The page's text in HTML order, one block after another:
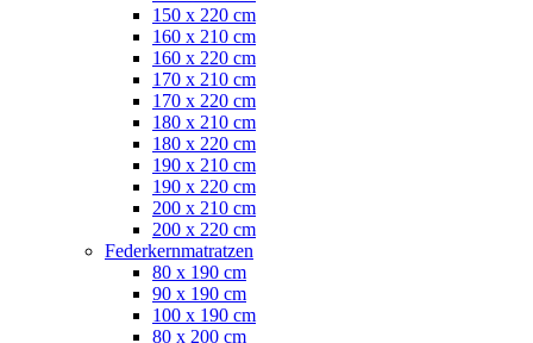
150 x 220 cm
160 x 210 cm
160 x 220 cm
170 x 210 cm
170 x 220 cm
180 x 210 cm
180 x 220 cm
190 x 210 cm
190 x 220 cm
200 x 210 cm
200 x 220 cm
Federkernmatratzen
80 x 190 cm
90 x 190 cm
100 x 190 cm
80 x 200 cm